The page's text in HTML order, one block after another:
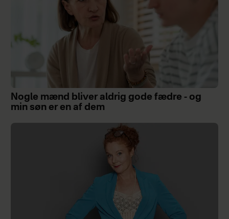
Nogle mænd bliver aldrig gode fædre - og
min søn er en af dem